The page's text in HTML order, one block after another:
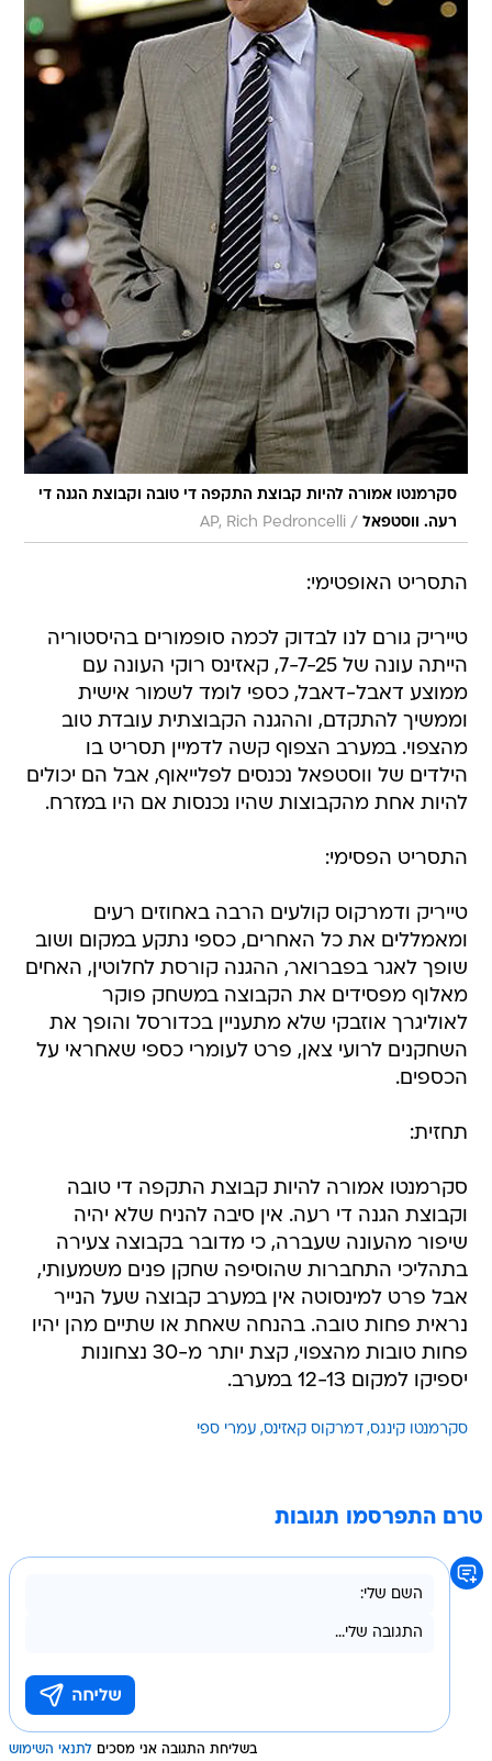
סקרמנטו אמורה להיות קבוצת התקפה די טובה וקבוצת הגנה די
רעה. ווסטפאל
/
AP, Rich Pedroncelli
התסריט האופטימי:
טייריק גורם לנו לבדוק לכמה סופמורים בהיסטוריה
ממוצע דאבל-דאבל, כספי לומד לשמור אישית
וממשיך להתקדם, וההגנה הקבוצתית עובדת טוב
מהצפוי. במערב הצפוף קשה לדמיין תסריט בו
הילדים של ווסטפאל נכנסים לפלייאוף, אבל הם יכולים
להיות אחת מהקבוצות שהיו נכנסות אם היו במזרח.
התסריט הפסימי:
טייריק ודמרקוס קולעים הרבה באחוזים רעים
שופך לאגר בפברואר, ההגנה קורסת לחלוטין, האחים
מאלוף מפסידים את הקבוצה במשחק פוקר
לאוליגרך אוזבקי שלא מתעניין בכדורסל והופך את
השחקנים לרועי צאן, פרט לעומרי כספי שאחראי על
הכספים.
תחזית:
סקרמנטו אמורה להיות קבוצת התקפה די טובה
שיפור מהעונה שעברה, כי מדובר בקבוצה צעירה
בתהליכי התחברות שהוסיפה שחקן פנים משמעותי,
אבל פרט למינסוטה אין במערב קבוצה שעל הנייר
נראית פחות טובה. בהנחה שאחת או שתיים מהן יהיו
פחות טובות מהצפוי, קצת יותר מ-30 נצחונות
יספיקו למקום 12-13 במערב.
סקרמנטו קינגס דמרקוס קאזינס עמרי ספי
בשליחת התגובה אני מסכים לתנאי השימוש